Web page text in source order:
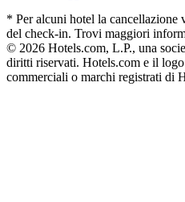
* Per alcuni hotel la cancellazione
del check-in. Trovi maggiori
© 2026 Hotels.com, L.P., una
diritti riservati. Hotels.com e il
commerciali o marchi registrati di